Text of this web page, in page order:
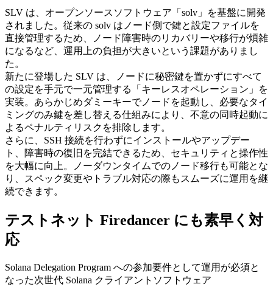
SLV は、オープンソースソフトウェア「solv」を基盤に開発
されました。従来の solv はノード側で鍵と設定ファイルを
直接管理するため、ノード障害時のリカバリーや移行が煩雑
になるなど、運用上の負担が大きいという課題がありまし
た。
新たに登場した SLV は、ノードに秘密鍵を置かずにすべて
の設定を手元で一元管理する「キーレスオペレーション」を
実装。あらかじめダミーキーでノードを起動し、必要なタイ
ミングのみ鍵を差し替える仕組みにより、不意の同時起動に
よるペナルティリスクを排除します。
さらに、SSH 接続を行わずにインストールやアップデー
ト、障害時の復旧を完結できるため、セキュリティと操作性
を大幅に向上。ノーダウンタイムでのノード移行も可能とな
り、スペック変更やトラブル対応の際もスムーズに運用を継
続できます。
テストネット Firedancer にも素早く対
応
Solana Delegation Program への参加要件として運用が必須と
なった次世代 Solana クライアントソフトウェア